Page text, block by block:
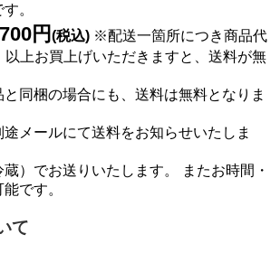
。
700円 (税込) ※配送一箇所につき商品代
上お買上げいただきますと、送料が無
同梱の場合にも、送料は無料となりま
メールにて送料をお知らせいたしま
）でお送りいたします。 またお時間・
です。
て